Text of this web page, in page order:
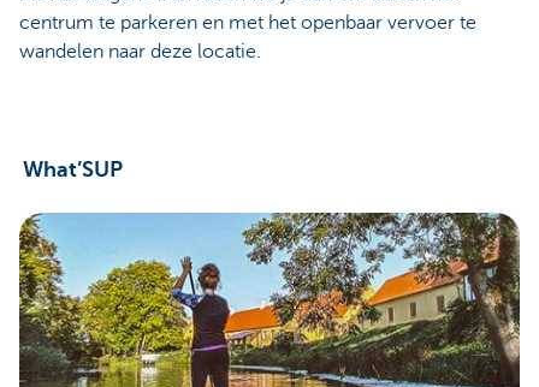
centrum te parkeren en met het openbaar vervoer te
wandelen naar deze locatie.
What’SUP